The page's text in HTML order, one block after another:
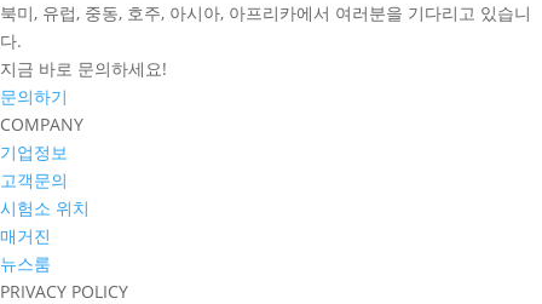
북미, 유럽, 중동, 호주, 아시아, 아프리카에서 여러분을 기다리고 있습니
다.
지금 바로 문의하세요!
문의하기
COMPANY
기업정보
고객문의
시험소 위치
매거진
뉴스룸
PRIVACY POLICY